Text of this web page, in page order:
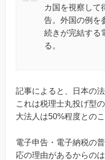
カ国を視察して
告。外国の例を
続きが完結する
る。
記事によると、日本の
これは税理士丸投げ型
大法人は50%程度とのこ
電子申告・電子納税の
応の理由があるからのは